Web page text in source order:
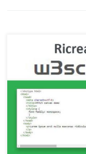
Come creare un
w3schools.com.
JavaScript e Codemirror.